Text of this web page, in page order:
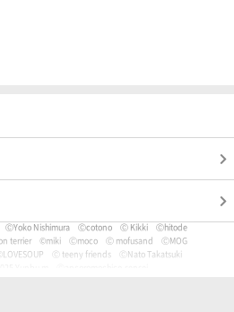
ⒸYoko Nishimura Ⓒcotono Ⓒ Kikki
Ⓒhitode
terrier ©miki Ⓒmoco Ⓒ mofusand
ⒸMOG
Ⓒ teeny friends
ⒸNato Takatsuki